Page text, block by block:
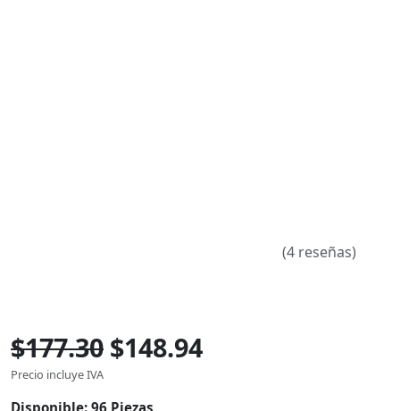
(4 reseñas)
$177.30 $148.94
Precio incluye IVA
Disponible: 96 Piezas